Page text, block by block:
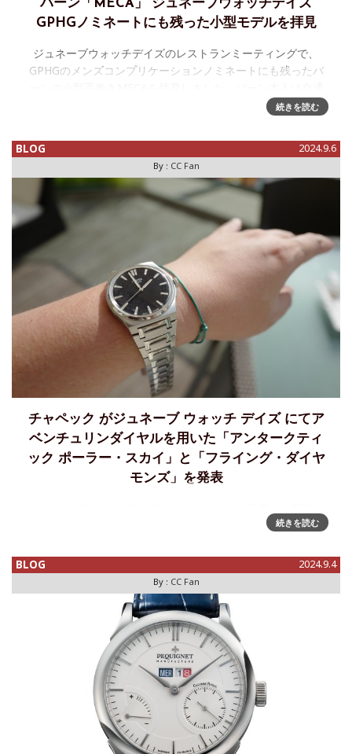
バーン「MECA」 ジュネーブウォッチデイズ
GPHGノミネートにも残った小型モデルを拝見
ジュネーブウォッチデイズのレストランミーティングで、
GPHGのメンズコンプリケーションノミネートにも残ったバ
事故！で安静を求められる状態、とのことでクレアが持参。
続きを読む
BLOG 2024.9.6
By : CC Fan
チャペック がジュネーブ ウォッチ デイズ にてア
ベンチュリンダイヤルを用いた「アンタークティ
ック ポーラー・スカイ」と「フライング・ダイヤ
モンズ」を発表
レポートします。アンタークティックコレクションにアベン
発のアンタークティックカットダイヤモンドインデックスを
組み合わせたフライング・
続きを読む
BLOG 2024.9.4
By : CC Fan